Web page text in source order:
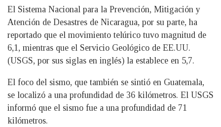
El Sistema Nacional para la Prevención, Mitigación y
Atención de Desastres de Nicaragua, por su parte, ha
reportado que el movimiento telúrico tuvo magnitud de
6,1, mientras que el Servicio Geológico de EE.UU.
(USGS, por sus siglas en inglés) la establece en 5,7.
El foco del sismo, que también se sintió en Guatemala,
se localizó a una profundidad de 36 kilómetros. El USGS
informó que el sismo fue a una profundidad de 71
kilómetros.